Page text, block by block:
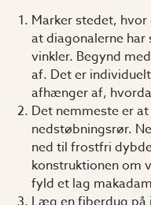
Marker stedet,
at diagonalerne
vinkler. Begynd
af. Det er
afhænger af,
Det nemmeste er
nedstøbningsrør.
ned til frostfri
konstruktionen om
fyld et lag